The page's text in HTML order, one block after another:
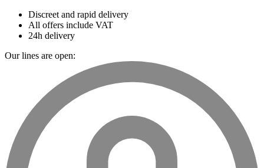
Discreet and rapid delivery
All offers include VAT
24h delivery
Our lines are open: